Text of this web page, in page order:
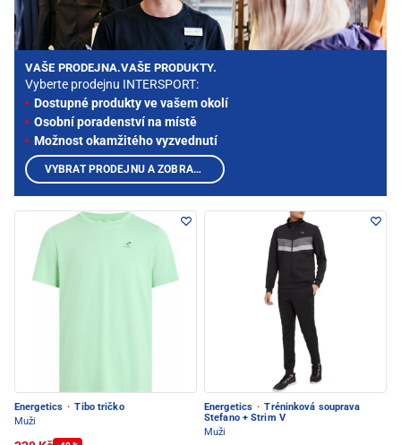
Energetics · Tibo tričko
Muži
Energetics · Tréninková souprava
Stefano + Strim V
Muži
VAŠE PRODEJNA.VAŠE PRODUKTY.
Vyberte prodejnu INTERSPORT:
Dostupné produkty ve vašem okolí
Osobní poradenství na místě
Možnost okamžitého vyzvednutí
VYBRAT PRODEJNU A ZOBRAZIT PRODUKTY